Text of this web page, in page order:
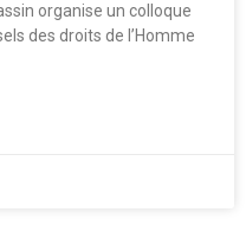
organise un colloque
des droits de l’Homme